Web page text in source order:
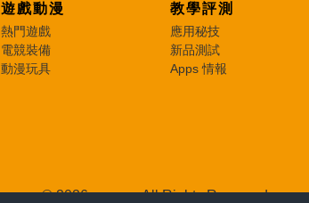
遊戲動漫
熱門遊戲
電競裝備
動漫玩具
教學評測
應用秘技
新品測試
Apps 情報
© 2026 e-zone. All Rights Reserved.